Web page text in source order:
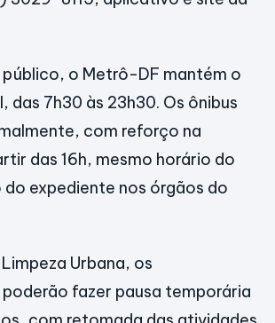
o Metrô-DF mantém o
das 7h30 às 23h30. Os ônibus
com reforço na
das 16h, mesmo horário do
expediente nos órgãos do
Urbana, os
fazer pausa temporária